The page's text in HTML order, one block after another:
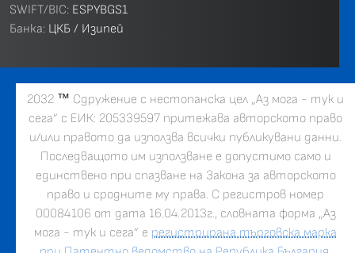
SWIFT/BIC: ESPYBGS1
Банка: ЦКБ / Изипей
2032 ™ Сдружение с нестопанска цел „Аз мога - тук и
сега” с ЕИК: 205339597 притежава авторското право
и/или правото да използва всички публикувани данни.
Последващото им използване е допустимо само и
единствено при спазване на Закона за авторското
право и сродните му права. С регистров номер
00084106 от дата 16.04.2013г., словната форма „Аз
мога - тук и сега” е регистрирана търговска марка